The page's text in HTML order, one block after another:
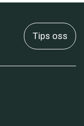
Tips oss